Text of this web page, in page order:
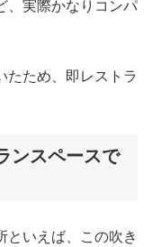
、実際かなりコンパ
たため、即レストラ
ンスペースで
といえば、この吹き